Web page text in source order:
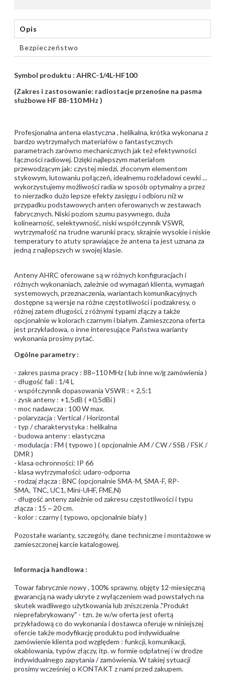
Opis
Bezpieczeństwo
Symbol produktu : AHRC-1/4L-HF100
(Zakres i zastosowanie: radiostacje przenośne na pasma
służbowe HF 88-110 MHz )
Profesjonalna antena elastyczna , helikalna, krótka wykonana z
bardzo wytrzymałych materiałów o fantastycznych
parametrach zarówno mechanicznych jak też efektywności
łączności radiowej. Dzięki najlepszym materiałom
przewodzącym jak: czystej miedzi, złoconym elementom
stykowym, lutowaniu połączeń, idealnemu rozkładowi cewki ...
wykorzystujemy możliwości radia w sposób optymalny a przez
to nierzadko dużo lepsze efekty zasięgu i odbioru niż w
przypadku podstawowych anten oferowanych w zestawach
fabrycznych. Niski poziom szumu pasywnego, duża
kolinearność, selektywność, niski współczynnik VSWR,
wytrzymałość na trudne warunki pracy, skrajnie wysokie i niskie
temperatury to atuty sprawiające że antena ta jest uznana za
jedną z najlepszych w swojej klasie.
Anteny AHRC oferowane są w różnych konfiguracjach i
różnych wykonaniach, zależnie od wymagań klienta, wymagań
systemowych, przeznaczenia, wariantach komunikacyjnych
dostępne są wersje na różne częstotliwości i podzakresy, o
różnej zatem długości, z różnymi typami złączy a także
opcjonalnie w kolorach czarnym i białym. Zamieszczona oferta
jest przykładowa, o inne interesujące Państwa warianty
wykonania prosimy pytać.
Ogólne parametry :
- zakres pasma pracy : 88~110 MHz ( lub inne w/g zamówienia )
- długość fali : 1/4 L
- współczynnik dopasowania VSWR : < 2,5:1
- zysk anteny : +1,5dB ( +0,5dBi )
- moc nadawcza : 100 W max.
- polaryzacja : Vertical / Horizontal
- typ / charakterystyka : helikalna
- budowa anteny : elastyczna
- modulacja : FM ( typowo ) ( opcjonalnie AM / CW / SSB / FSK /
DMR )
- klasa ochronności: IP 66
- klasa wytrzymałości: udaro-odporna
- rodzaj złącza : BNC (opcjonalnie SMA-M, SMA-F, RP-
SMA, TNC, UC1, Mini-UHF, FME,N)
- długość anteny zależnie od zakresu częstotliwości i typu
złącza : 15 ~ 20 cm.
- kolor : czarny ( typowo, opcjonalnie biały )
Pozostałe warianty, szczegóły, dane techniczne i montażowe w
zamieszczonej karcie katalogowej.
Informacja handlowa :
Towar fabrycznie nowy , 100% sprawny, objęty 12-miesięczną
gwarancją na wady ukryte z wyłączeniem wad powstałych na
skutek wadliwego użytkowania lub zniszczenia ."Produkt
nieprefabrykowany" - tzn. że w/w oferta jest ofertą
przykładową co do wykonania i dostawca oferuje w niniejszej
ofercie także modyfikację produktu pod indywidualne
zamówienie klienta pod względem : funkcji, komunikacji,
okablowania, typów złączy, itp. w formie odpłatnej i w drodze
indywidualnego zapytania / zamówienia. W takiej sytuacji
prosimy wcześniej o KONTAKT z nami przed zakupem.